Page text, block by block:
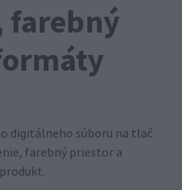
farebný
digitálneho súboru na tlač
farebný priestor a